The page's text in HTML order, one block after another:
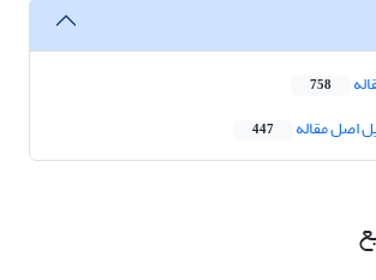
758
اصل مقاله 447